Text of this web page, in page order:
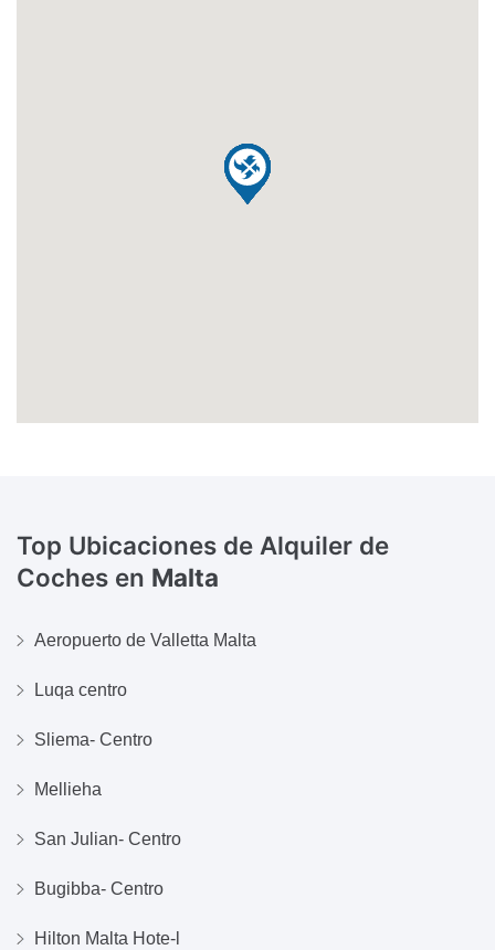
Top Ubicaciones de Alquiler de
Coches en Malta
Aeropuerto de Valletta Malta
Luqa centro
Sliema- Centro
Mellieha
San Julian- Centro
Bugibba- Centro
Hilton Malta Hote-l